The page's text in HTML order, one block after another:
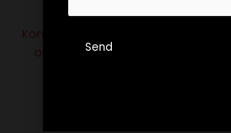
Kontakt oss for pris
og leveringstid
Send